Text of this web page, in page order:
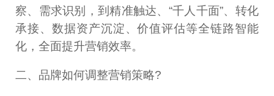
察、需求识别，到精准触达、“千人千面”、转化
承接、数据资产沉淀、价值评估等全链路智能
化，全面提升营销效率。
二、品牌如何调整营销策略?